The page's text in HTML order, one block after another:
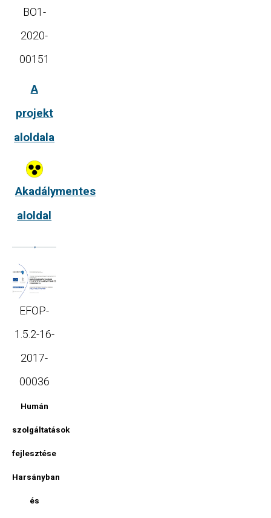
BO1-
2020-
00151
A
projekt
aloldala
Akadálymentes
aloldal
EFOP-
1.5.2-16-
2017-
00036
Humán
szolgáltatások
fejlesztése
Harsányban
és